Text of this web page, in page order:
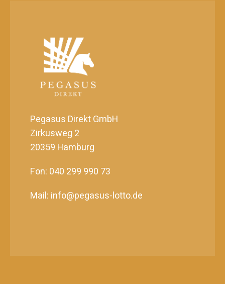
Pegasus Direkt GmbH
Zirkusweg 2
20359 Hamburg
Fon: 040 299 990 73
Mail: info@pegasus-lotto.de